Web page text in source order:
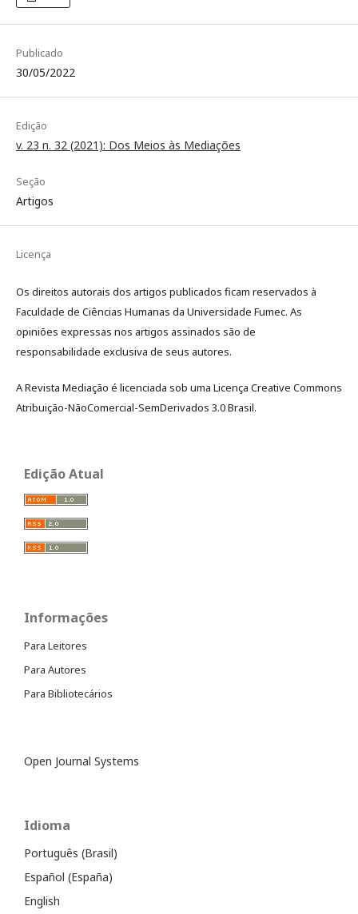
Publicado
30/05/2022
Edição
v. 23 n. 32 (2021): Dos Meios às Mediações
Seção
Artigos
Licença
Os direitos autorais dos artigos publicados ficam reservados à
Faculdade de Ciências Humanas da Universidade Fumec. As
opiniões expressas nos artigos assinados são de
responsabilidade exclusiva de seus autores.
A Revista Mediação é licenciada sob uma Licença Creative Commons
Atribuição-NãoComercial-SemDerivados 3.0 Brasil.
Edição Atual
Informações
Para Leitores
Para Autores
Para Bibliotecários
Open Journal Systems
Idioma
Português (Brasil)
Español (España)
English